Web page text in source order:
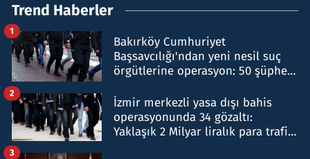
Trend Haberler
Bakırköy Cumhuriyet
Başsavcılığı'ndan yeni nesil suç
örgütlerine operasyon: 50 şüpheli
1
İzmir merkezli yasa dışı bahis
operasyonunda 34 gözaltı:
Yaklaşık 2 Milyar liralık para trafiği
2
3